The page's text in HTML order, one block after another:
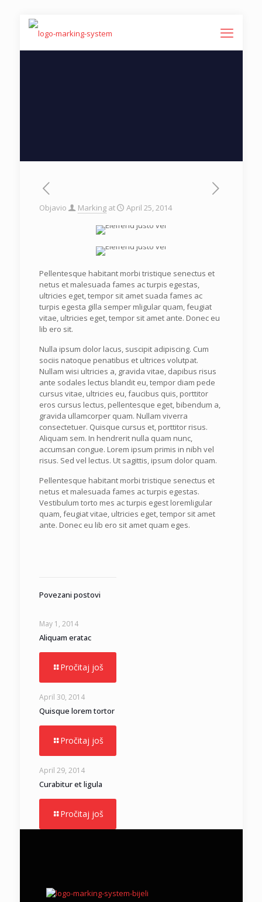
Objavio Marking at April 25, 2014
Pellentesque habitant morbi tristique senectus et
netus et malesuada fames ac turpis egestas,
ultricies eget, tempor sit amet suada fames ac
turpis egesta gilla semper mligular quam, feugiat
vitae, ultricies eget, tempor sit amet ante. Donec eu
lib ero sit.
Nulla ipsum dolor lacus, suscipit adipiscing. Cum
sociis natoque penatibus et ultrices volutpat.
Nullam wisi ultricies a, gravida vitae, dapibus risus
ante sodales lectus blandit eu, tempor diam pede
cursus vitae, ultricies eu, faucibus quis, porttitor
eros cursus lectus, pellentesque eget, bibendum a,
gravida ullamcorper quam. Nullam viverra
consectetuer. Quisque cursus et, porttitor risus.
Aliquam sem. In hendrerit nulla quam nunc,
accumsan congue. Lorem ipsum primis in nibh vel
risus. Sed vel lectus. Ut sagittis, ipsum dolor quam.
Pellentesque habitant morbi tristique senectus et
netus et malesuada fames ac turpis egestas.
Vestibulum torto mes ac turpis egest loremligular
quam, feugiat vitae, ultricies eget, tempor sit amet
ante. Donec eu lib ero sit amet quam eges.
Povezani postovi
May 1, 2014
Aliquam eratac
Pročitaj još
April 30, 2014
Quisque lorem tortor
Pročitaj još
April 29, 2014
Curabitur et ligula
Pročitaj još